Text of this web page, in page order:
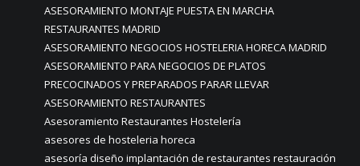
ASESORAMIENTO MONTAJE PUESTA EN MARCHA
RESTAURANTES MADRID
ASESORAMIENTO NEGOCIOS HOSTELERIA HORECA MADRID
ASESORAMIENTO PARA NEGOCIOS DE PLATOS
PRECOCINADOS Y PREPARADOS PARAR LLEVAR
ASESORAMIENTO RESTAURANTES
Asesoramiento Restaurantes Hostelería
asesores de hosteleria horeca
asesoría diseño implantación de restaurantes restauración